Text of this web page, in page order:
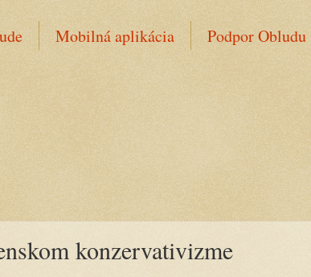
Mobilná aplikácia Podpor Obludu
konzervativizme